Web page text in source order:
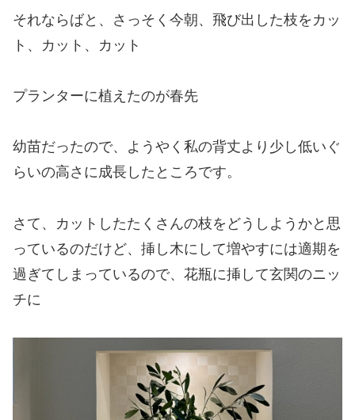
それならばと、さっそく今朝、飛び出した枝をカッ
ト、カット、カット
プランターに植えたのが春先
幼苗だったので、ようやく私の背丈より少し低いぐ
らいの高さに成長したところです。
さて、カットしたたくさんの枝をどうしようかと思
っているのだけど、挿し木にして増やすには適期を
過ぎてしまっているので、花瓶に挿して玄関のニッ
チに